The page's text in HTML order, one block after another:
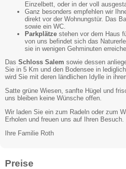
Einzelbett, oder in der voll
Ganz besonders empfehlen wir
direkt vor der Wohnungstür. Das
sowie ein WC.
Parkplätze stehen vor dem Haus
von uns befindet sich das
sie in wenigen Gehminuten
Das Schloss Salem sowie dessen
Sie in 5 Km und den Bodensee in
wird Sie mit deren ländlichen Idylle in
Satte grüne Wiesen, sanfte Hügel und
uns bleiben keine Wünsche offen.
Wir laden Sie ein zum Radeln oder zum
Erholen und freuen uns auf Ihren Besuch.
Ihre Familie Roth
Preise